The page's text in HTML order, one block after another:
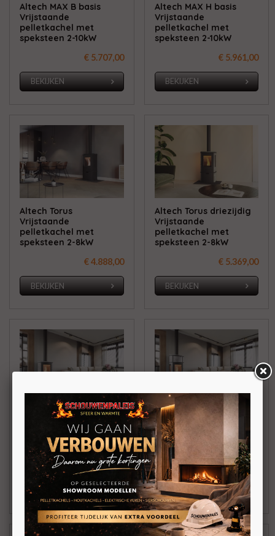
Altech MAX B basis
Vrijstaande
pelletkachel met
speksteen 2-10kW
€ 5.707,00
BEKIJKEN
Altech MAX H basis
Vrijstaande
pelletkachel met
speksteen 2-10kW
€ 5.961,00
BEKIJKEN
Altech Torus
Vrijstaande
pelletkachel met
speksteen 2-8kW
€ 4.888,00
BEKIJKEN
Altech Torus driezijdig
Vrijstaande
pelletkachel met
speksteen 2-8kW
€ 5.369,00
BEKIJKEN
Altech Ecosy
Vrijstaande
pelletkachel met
speksteen 2-10kW
€ 5.477,00
BEKIJKEN
Altech Ecosy Plus
Vrijstaande
pelletkachel met
speksteen 2-10kW
€ 6.579,00
BEKIJKEN